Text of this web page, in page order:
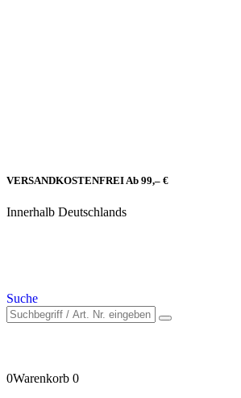
VERSANDKOSTENFREI Ab 99,– €
Innerhalb Deutschlands
Suche
0Warenkorb 0